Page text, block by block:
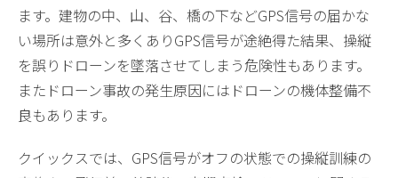
ます。建物の中、山、谷、橋の下などGPS信号の届かな
い場所は意外と多くありGPS信号が途絶得た結果、操縦
を誤りドローンを墜落させてしまう危険性もあります。
またドローン事故の発生原因にはドローンの機体整備不
良もあります。
クイックスでは、GPS信号がオフの状態での操縦訓練の